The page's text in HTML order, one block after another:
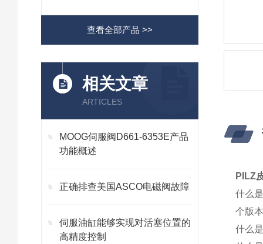
查看全部产品 >>
相关文章
ARTICLES
MOOG伺服阀D661-6353E产品
功能概述
正确排查美国ASCO电磁阀故障
伺服油缸能够实现对活塞位置的
高精度控制
PILZ
什么
个版
什么